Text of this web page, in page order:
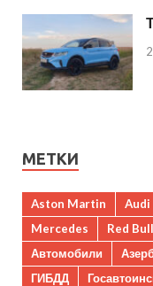
МЕТКИ
Aston Martin Audi
Mercedes
Red Bull
Автомобили
ГИБДД